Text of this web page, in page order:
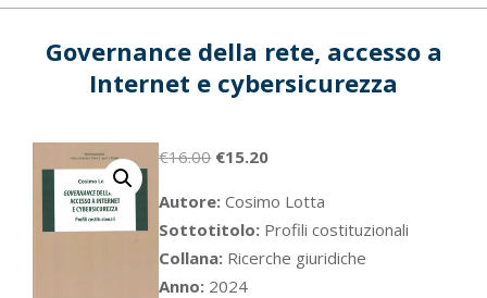
Governance della rete, accesso a
Internet e cybersicurezza
€16.00 Il
originale
era:
€16.00.
€15.20Il
attuale
è:
€15.20.
Autore:Cosimo Lotta
Sottotitolo: Profili costituzionali
Collana: Ricerche giuridiche
Anno: 2024